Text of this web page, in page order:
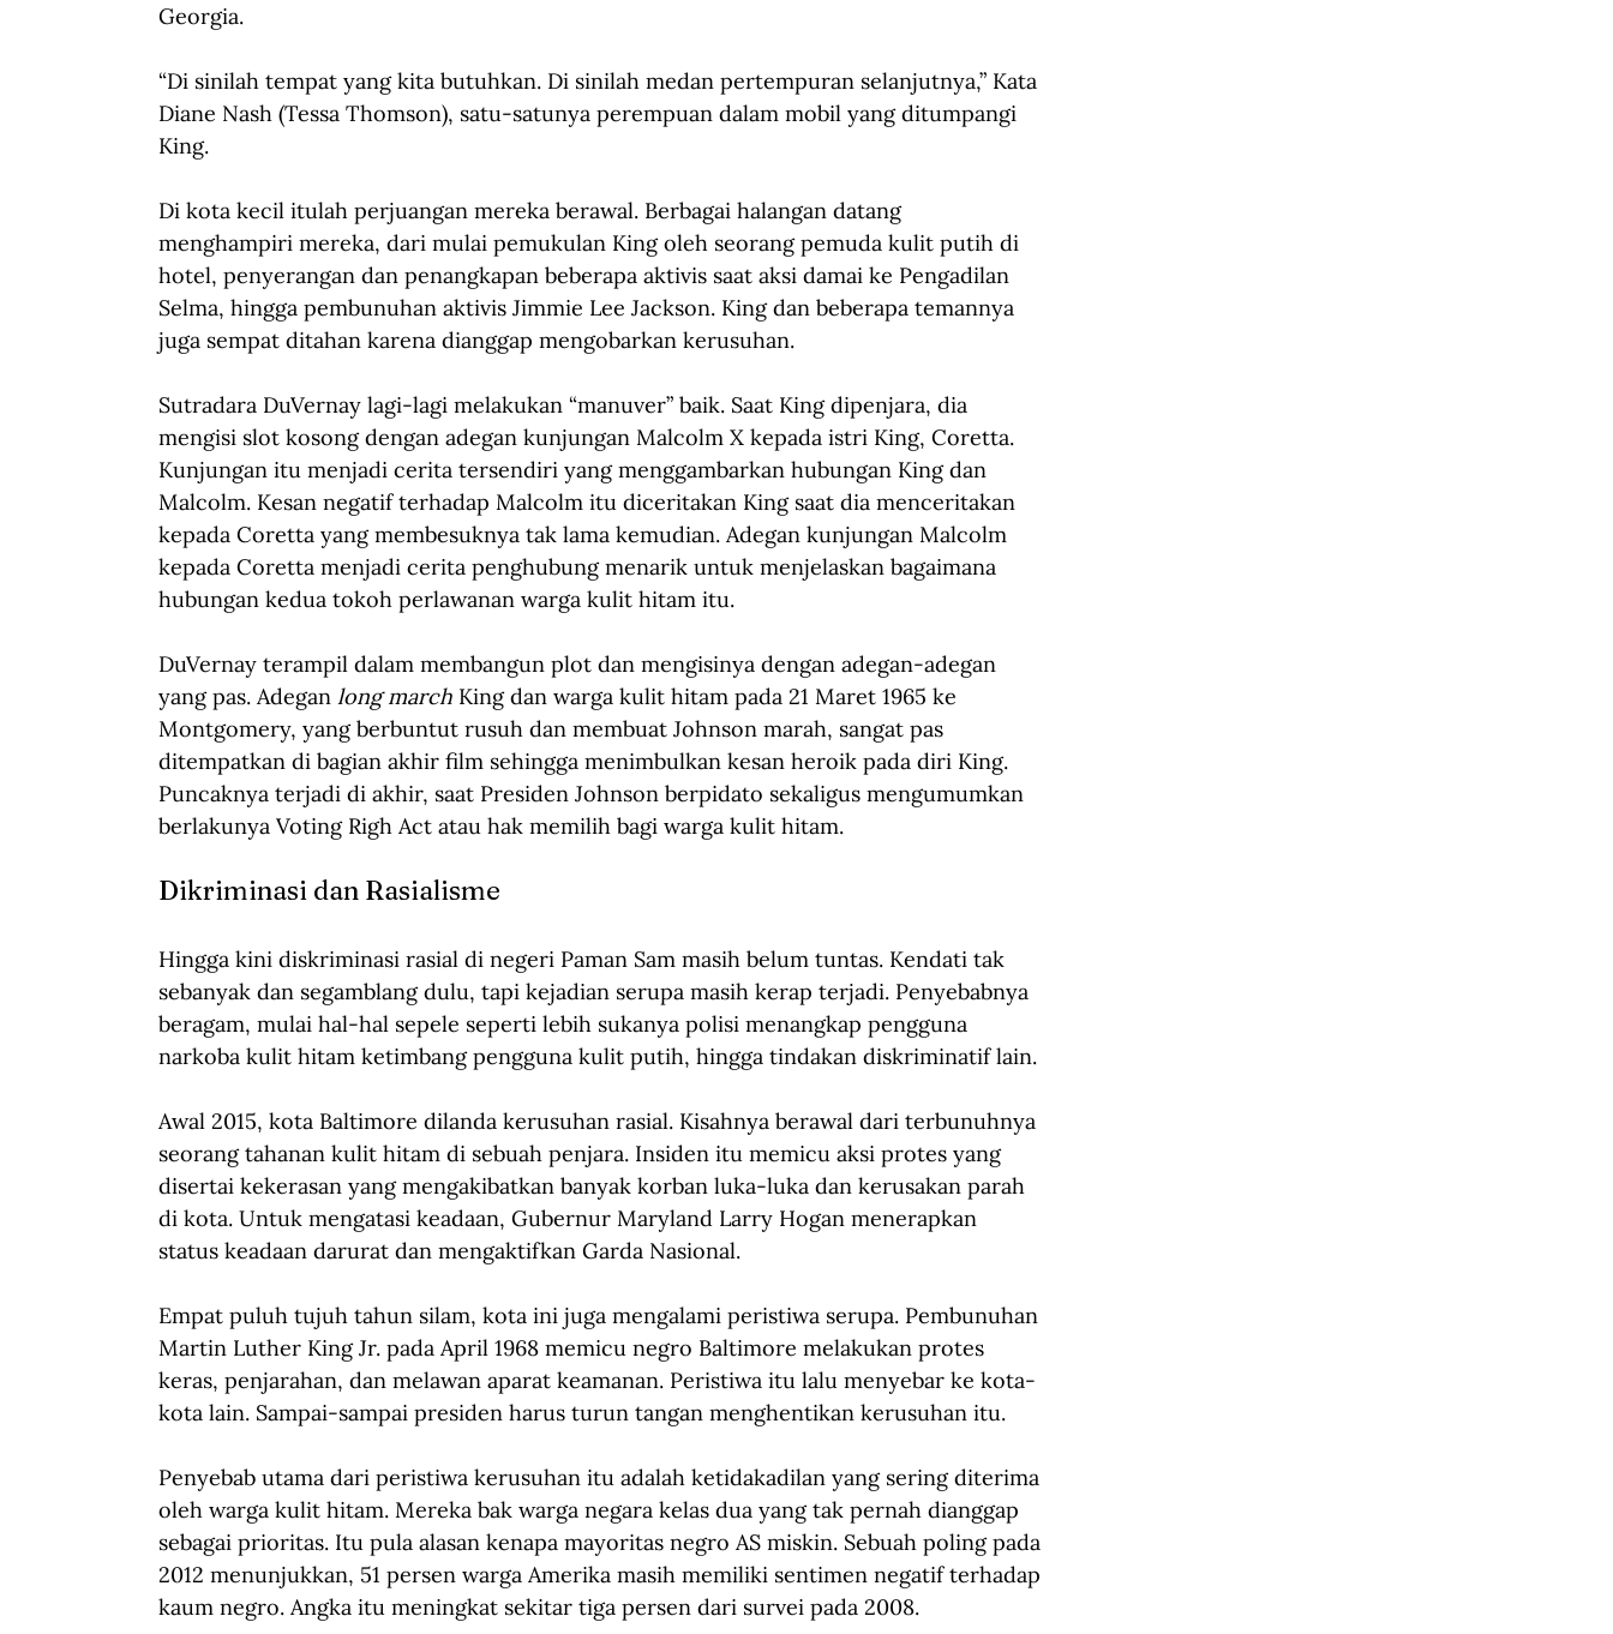
Georgia.
“Di sinilah tempat yang kita butuhkan. Di sinilah medan pertempuran selanjutnya,” Kata
Diane Nash (Tessa Thomson), satu-satunya perempuan dalam mobil yang ditumpangi
King.
Di kota kecil itulah perjuangan mereka berawal. Berbagai halangan datang
menghampiri mereka, dari mulai pemukulan King oleh seorang pemuda kulit putih di
hotel, penyerangan dan penangkapan beberapa aktivis saat aksi damai ke Pengadilan
Selma, hingga pembunuhan aktivis Jimmie Lee Jackson. King dan beberapa temannya
juga sempat ditahan karena dianggap mengobarkan kerusuhan.
Sutradara DuVernay lagi-lagi melakukan “manuver” baik. Saat King dipenjara, dia
mengisi slot kosong dengan adegan kunjungan Malcolm X kepada istri King, Coretta.
Kunjungan itu menjadi cerita tersendiri yang menggambarkan hubungan King dan
Malcolm. Kesan negatif terhadap Malcolm itu diceritakan King saat dia menceritakan
kepada Coretta yang membesuknya tak lama kemudian. Adegan kunjungan Malcolm
kepada Coretta menjadi cerita penghubung menarik untuk menjelaskan bagaimana
hubungan kedua tokoh perlawanan warga kulit hitam itu.
DuVernay terampil dalam membangun plot dan mengisinya dengan adegan-adegan
yang pas. Adegan long march King dan warga kulit hitam pada 21 Maret 1965 ke
Montgomery, yang berbuntut rusuh dan membuat Johnson marah, sangat pas
ditempatkan di bagian akhir film sehingga menimbulkan kesan heroik pada diri King.
Puncaknya terjadi di akhir, saat Presiden Johnson berpidato sekaligus mengumumkan
berlakunya Voting Righ Act atau hak memilih bagi warga kulit hitam.
Dikriminasi dan Rasialisme
Hingga kini diskriminasi rasial di negeri Paman Sam masih belum tuntas. Kendati tak
sebanyak dan segamblang dulu, tapi kejadian serupa masih kerap terjadi. Penyebabnya
beragam, mulai hal-hal sepele seperti lebih sukanya polisi menangkap pengguna
narkoba kulit hitam ketimbang pengguna kulit putih, hingga tindakan diskriminatif lain.
Awal 2015, kota Baltimore dilanda kerusuhan rasial. Kisahnya berawal dari terbunuhnya
seorang tahanan kulit hitam di sebuah penjara. Insiden itu memicu aksi protes yang
disertai kekerasan yang mengakibatkan banyak korban luka-luka dan kerusakan parah
di kota. Untuk mengatasi keadaan, Gubernur Maryland Larry Hogan menerapkan
status keadaan darurat dan mengaktifkan Garda Nasional.
Empat puluh tujuh tahun silam, kota ini juga mengalami peristiwa serupa. Pembunuhan
Martin Luther King Jr. pada April 1968 memicu negro Baltimore melakukan protes
keras, penjarahan, dan melawan aparat keamanan. Peristiwa itu lalu menyebar ke kota-
kota lain. Sampai-sampai presiden harus turun tangan menghentikan kerusuhan itu.
Penyebab utama dari peristiwa kerusuhan itu adalah ketidakadilan yang sering diterima
oleh warga kulit hitam. Mereka bak warga negara kelas dua yang tak pernah dianggap
sebagai prioritas. Itu pula alasan kenapa mayoritas negro AS miskin. Sebuah poling pada
2012 menunjukkan, 51 persen warga Amerika masih memiliki sentimen negatif terhadap
kaum negro. Angka itu meningkat sekitar tiga persen dari survei pada 2008.